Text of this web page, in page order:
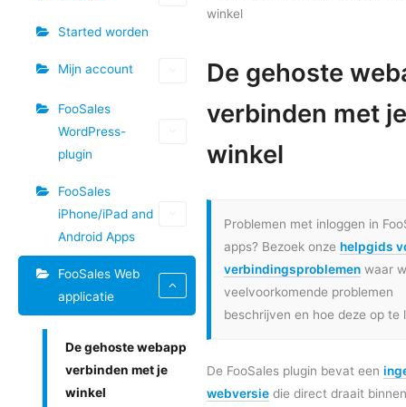
Started worden
Mijn account
FooSales
WordPress-
plugin
FooSales
iPhone/iPad and
Android Apps
FooSales Web
applicatie
De gehoste webapp
verbinden met je
winkel
winkel
De gehoste
verbinden met je
winkel
Problemen met inloggen in
apps? Bezoek onze helpgids
verbindingsproblemenwaar
veelvoorkomende problemen
beschrijven en hoe deze op te
De FooSales plugin bevat een
webversie die direct draait
Tags
navigatie